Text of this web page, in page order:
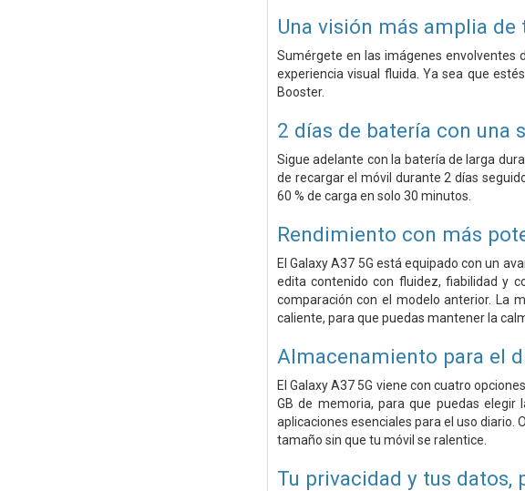
Una visión más amplia
Sumérgete en las imágenes envolventes
experiencia visual fluida. Ya sea que
Booster.
2 días de batería con una
Sigue adelante con la batería de larga
de recargar el móvil durante 2 días
60 % de carga en solo 30 minutos.
Rendimiento con más
El Galaxy A37 5G está equipado con un
edita contenido con fluidez, fiabilidad y
comparación con el modelo anterior. La
caliente, para que puedas mantener la
Almacenamiento para el
El Galaxy A37 5G viene con cuatro
GB de memoria, para que puedas
aplicaciones esenciales para el uso diario.
tamaño sin que tu móvil se ralentice.
Tu privacidad y tus datos,